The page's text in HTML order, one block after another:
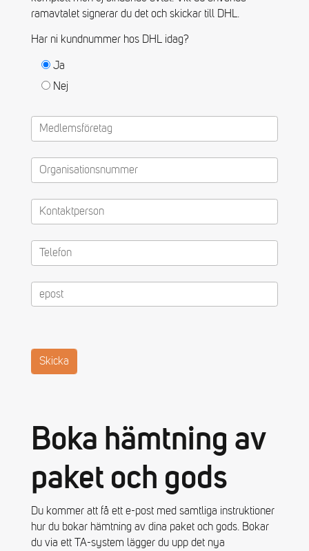
ramavtalet signerar du det och skickar till DHL.
Har ni kundnummer hos DHL idag?
Ja
Nej
Boka hämtning av
paket och gods
Du kommer att få ett e-post med samtliga instruktioner
hur du bokar hämtning av dina paket och gods. Bokar
du via ett TA-system lägger du upp det nya